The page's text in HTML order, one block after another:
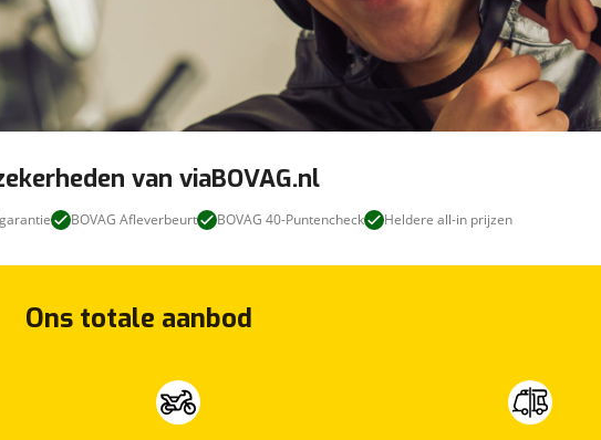
van viaBOVAG.nl
BOVAG Afleverbeurt BOVAG 40-Puntencheck Heldere all-in prijzen
Ons totale aanbod